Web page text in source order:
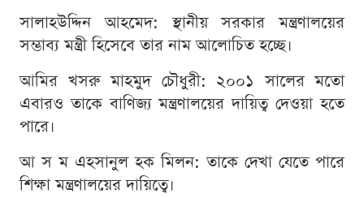
সালাহউদ্দিন আহমেদ: স্থানীয় সরকার মন্ত্রণালয়ের
সম্ভাব্য মন্ত্রী হিসেবে তার নাম আলোচিত হচ্ছে।
আমির খসরু মাহমুদ চৌধুরী: ২০০১ সালের মতো
এবারও তাকে বাণিজ্য মন্ত্রণালয়ের দায়িত্ব দেওয়া হতে
পারে।
আ স ম এহসানুল হক মিলন: তাকে দেখা যেতে পারে
শিক্ষা মন্ত্রণালয়ের দায়িত্বে।